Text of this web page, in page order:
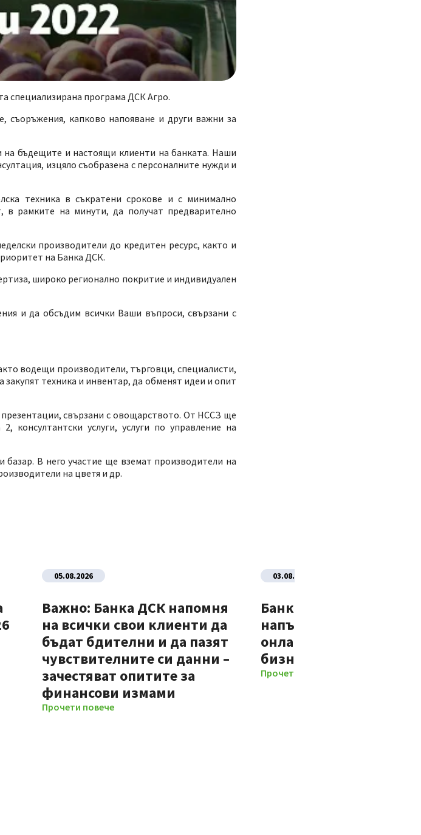
специализирана програма ДСК Агро.
съоръжения, капково напояване и други важни за
бъдещите и настоящи клиенти на банката. Наши
изцяло съобразена с персоналните нужди и
техника в съкратени срокове и с минимално
в рамките на минути, да получат предварително
производители до кредитен ресурс, както и
на Банка ДСК.
широко регионално покритие и индивидуален
и да обсъдим всички Ваши въпроси, свързани с
водещи производители, търговци, специалисти,
техника и инвентар, да обменят идеи и опит
свързани с овощарството. От НССЗ ще
услуги, услуги по управление на
В него участие ще вземат производители на
на цветя и др.
05.08.2026
Важно: Банка ДСК напомня
на всички свои клиенти да
бъдат бдителни и да пазят
чувствителните си данни –
зачестяват опитите за
финансови измами
Прочети повече
03.08.2026
Банка ДСК стартира
напълно
онлайн процес за нови
бизнес клиенти
Прочети повече